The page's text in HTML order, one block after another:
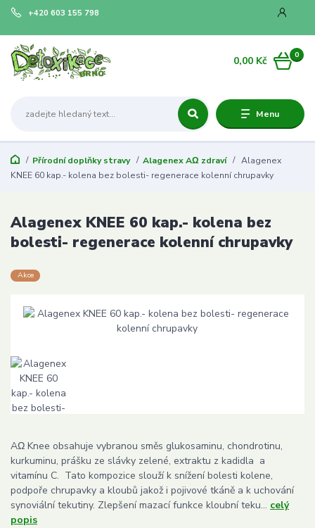
Menu
+420 603 155 798
0
0,00 Kč
Přírodní doplňky stravy Alagenex AΩ zdraví
Alagenex
KNEE 60 kap.- kolena bez bolesti- regenerace kolenní chrupavky
Alagenex KNEE 60 kap.- kolena bez
bolesti- regenerace kolenní chrupavky
Akce
AΩ Knee obsahuje vybranou směs glukosaminu, chondrotinu,
kurkuminu, prášku ze slávky zelené, extraktu z kadidla a
vitamínu C. Tato kompozice slouží k snížení bolesti kolene,
podpoře chrupavky a kloubů jakož i pojivové tkáně a k uchování
synoviální tekutiny. Zlepšení mazací funkce kloubní teku... celý
popis